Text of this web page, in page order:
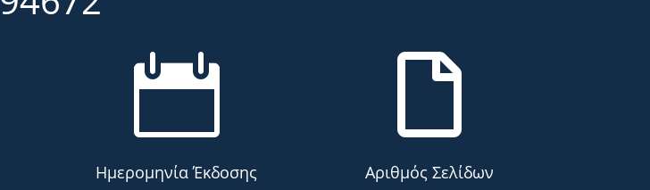

Ημερομηνία Έκδοσης

Αριθμός Σελίδων